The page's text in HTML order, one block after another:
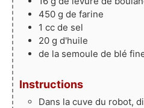
450 g de farine
1 cc de sel
20 g d'huile
de la semoule de blé
Instructions
Dans la cuve du robot,